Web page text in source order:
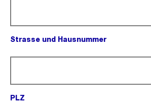
Strasse und Hausnummer
PLZ